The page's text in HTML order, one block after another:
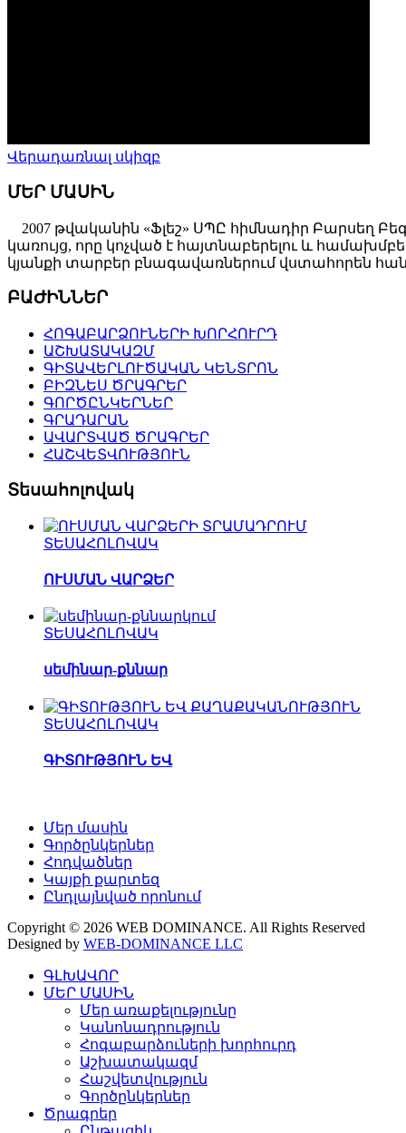
Վերադառնալ սկիզբ
ՄԵՐ ՄԱՍԻՆ
2007 թվականին «Ֆլեշ» ՍՊԸ հիմնադիր Բարսեղ
կառույց, որը կոչված է հայտնաբերելու և
կյանքի տարբեր բնագավառներում վստահորեն
ԲԱԺԻՆՆԵՐ
ՀՈԳԱԲԱՐՁՈՒՆԵՐԻ ԽՈՐՀՈՒՐԴ
ԱՇԽԱՏԱԿԱԶՄ
ԳԻՏԱՎԵՐԼՈՒԾԱԿԱՆ ԿԵՆՏՐՈՆ
ԲԻԶՆԵՍ ԾՐԱԳՐԵՐ
ԳՈՐԾԸՆԿԵՐՆԵՐ
ԳՐԱԴԱՐԱՆ
ԱՎԱՐՏՎԱԾ ԾՐԱԳՐԵՐ
ՀԱՇՎԵՏՎՈՒԹՅՈՒՆ
Տեսահոլովակ
ՏԵՍԱՀՈԼՈՎԱԿ
ՈՒՍՄԱՆ ՎԱՐՁԵՐ
ՏԵՍԱՀՈԼՈՎԱԿ
սեմինար-քննար
ՏԵՍԱՀՈԼՈՎԱԿ
ԳԻՏՈՒԹՅՈՒՆ ԵՎ
Մեր մասին
Գործընկերներ
Հոդվածներ
Կայքի քարտեզ
Ընդլայնված որոնում
Copyright © 2026 WEB DOMINANCE. All Rights Reserved
Designed by WEB-DOMINANCE LLC
ԳԼԽԱՎՈՐ
ՄԵՐ ՄԱՍԻՆ
Մեր առաքելությունը
Կանոնադրություն
Հոգաբարձուների խորհուրդ
Աշխատակազմ
Հաշվետվություն
Գործընկերներ
Ծրագրեր